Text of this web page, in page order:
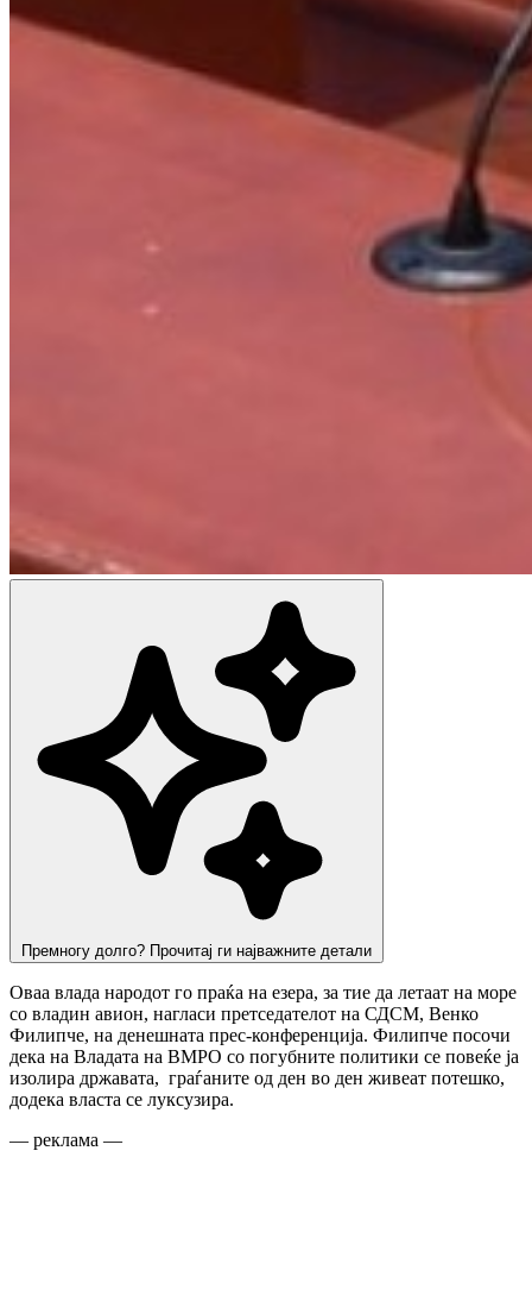
Премногу долго? Прочитај ги најважните детали
Оваа влада народот го праќа на езера, за тие да летаат на море
со владин авион, нагласи претседателот на СДСМ, Венко
Филипче, на денешната прес-конференција. Филипче посочи
дека на Владата на ВМРО со погубните политики се повеќе ја
изолира државата, граѓаните од ден во ден живеат потешко,
додека власта се луксузира.
— реклама —